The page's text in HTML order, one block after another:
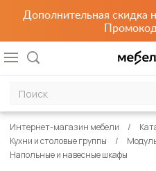
Дополнительная скидка
Интернет-магазин мебели
Кухни и столовые группы
Напольные и навесные шкафы